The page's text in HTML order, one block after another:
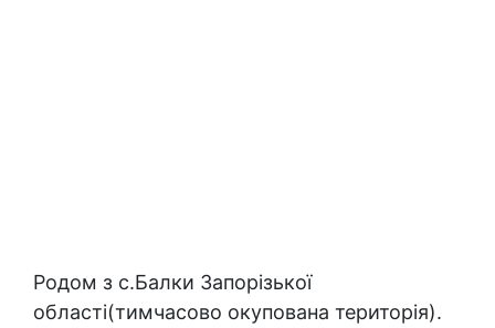
Родом з с.Балки Запорізької
області(тимчасово окупована територія).